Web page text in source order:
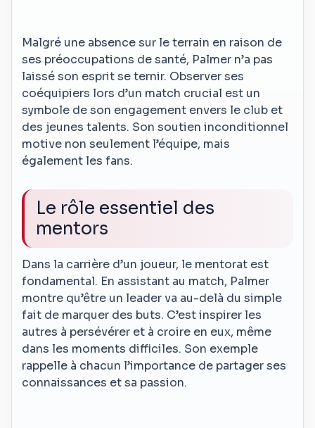
Malgré une absence sur le terrain en raison de
ses préoccupations de santé, Palmer n’a pas
laissé son esprit se ternir. Observer ses
coéquipiers lors d’un match crucial est un
symbole de son engagement envers le club et
des jeunes talents. Son soutien inconditionnel
motive non seulement l’équipe, mais
également les fans.
Le rôle essentiel des
mentors
Dans la carrière d’un joueur, le mentorat est
fondamental. En assistant au match, Palmer
montre qu’être un leader va au-delà du simple
fait de marquer des buts. C’est inspirer les
autres à persévérer et à croire en eux, même
dans les moments difficiles. Son exemple
rappelle à chacun l’importance de partager ses
connaissances et sa passion.